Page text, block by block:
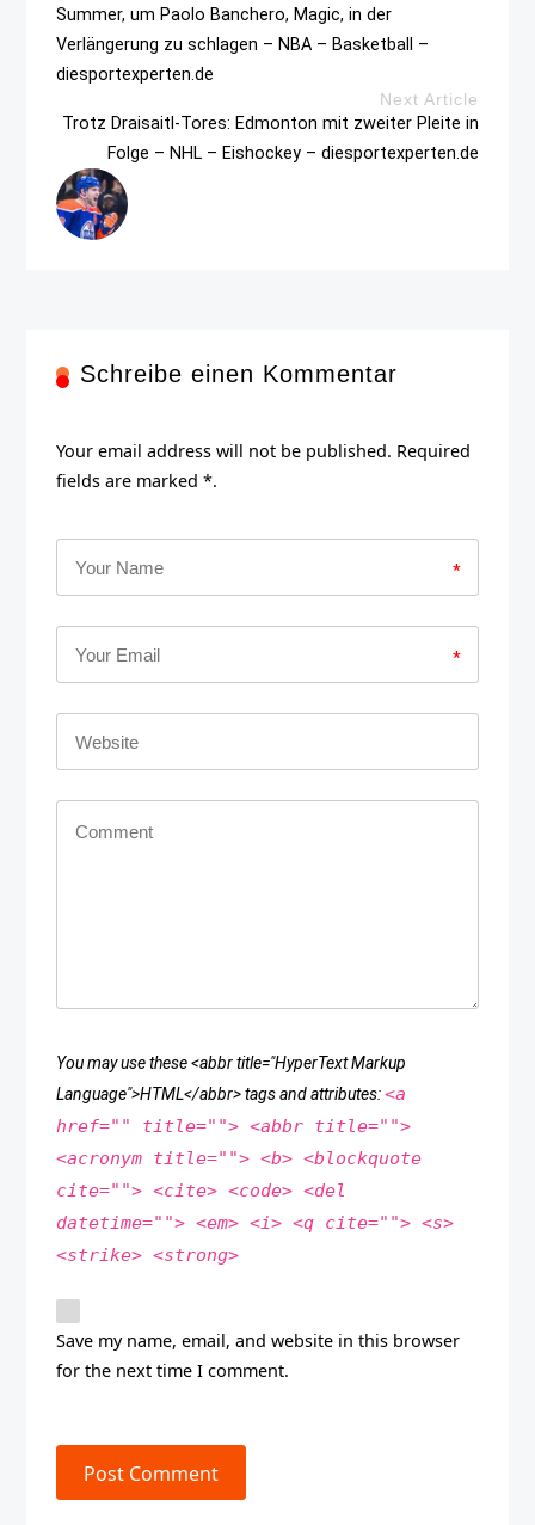
Summer, um Paolo Banchero, Magic, in der
Verlängerung zu schlagen – NBA – Basketball –
diesportexperten.de
Next Article
Trotz Draisaitl-Tores: Edmonton mit zweiter Pleite in
Folge – NHL – Eishockey – diesportexperten.de
Schreibe einen Kommentar
Your email address will not be published. Required
fields are marked *.
*
*
You may use these <abbr title="HyperText Markup
Language">HTML</abbr> tags and attributes:<a
href="" title=""> <abbr title="">
<acronym title=""> <b> <blockquote
cite=""> <cite> <code> <del
datetime=""> <em> <i> <q cite=""> <s>
<strike> <strong>
Save my name, email, and website in this browser
for the next time I comment.
Post Comment